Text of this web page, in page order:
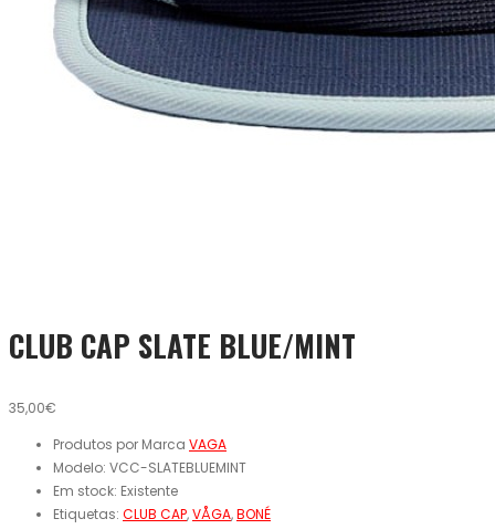
CLUB CAP SLATE BLUE/MINT
35,00€
Produtos por Marca VAGA
Modelo: VCC-SLATEBLUEMINT
Em stock: Existente
Etiquetas: CLUB CAP,VÅGA,BONÉ